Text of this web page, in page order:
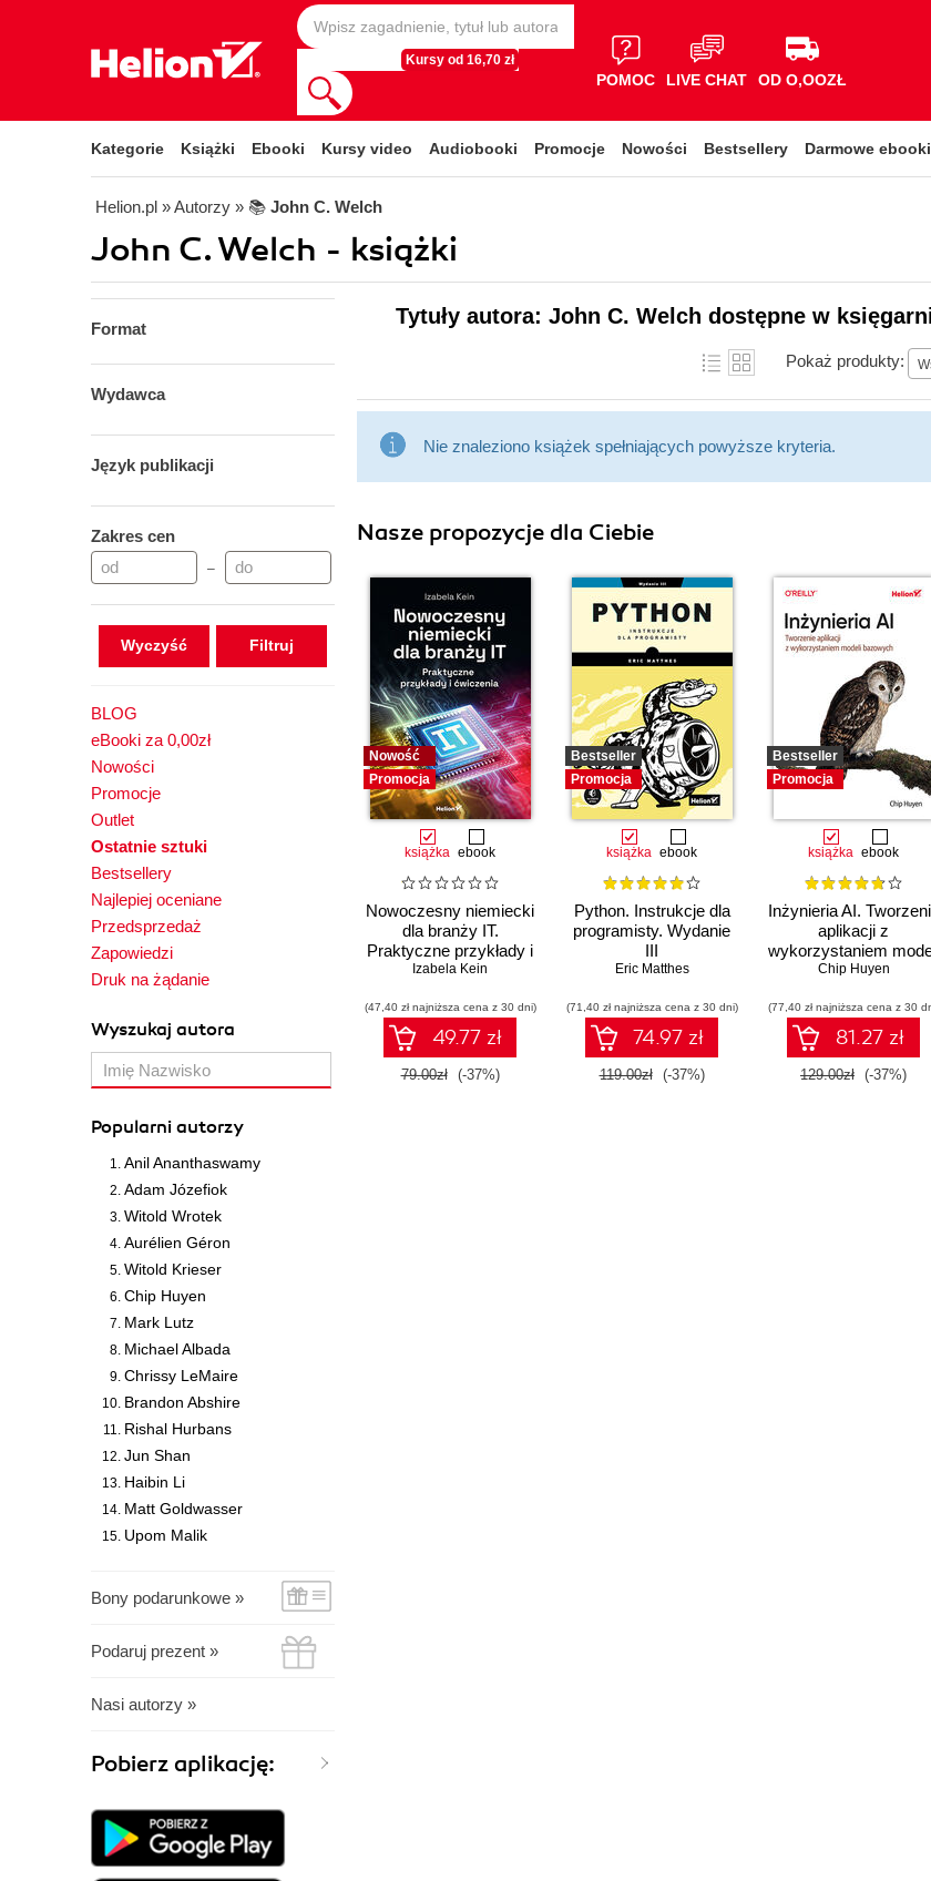
Kursy od 16,70 zł
POMOC LIVE CHAT OD O,OOZŁ
Kategorie Książki Ebooki Kursy video Audiobooki Promocje Nowości Bestsellery Darmowe ebooki
Helion.pl » Autorzy » 📚 John C. Welch
John C. Welch - książki
Format
Wydawca
Język publikacji
Zakres cen
–
Wyczyść
BLOG
eBooki za 0,00zł
Nowości
Promocje
Outlet
Ostatnie sztuki
Bestsellery
Najlepiej oceniane
Przedsprzedaż
Zapowiedzi
Druk na żądanie
Wyszukaj autora
Popularni autorzy
Anil Ananthaswamy
Adam Józefiok
Witold Wrotek
Aurélien Géron
Witold Krieser
Chip Huyen
Mark Lutz
Michael Albada
Chrissy LeMaire
Brandon Abshire
Rishal Hurbans
Jun Shan
Haibin Li
Matt Goldwasser
Upom Malik
Bony podarunkowe »
Podaruj prezent »
Nasi autorzy »
Pobierz aplikację:
Tytuły autora: John C. Welch dostępne w
Pokaż produkty:
Nie znaleziono książek spełniających powyższe kryteria.
Nasze propozycje dla Ciebie
Nowość
Promocja
książka ebook
Nowoczesny niemiecki
dla branży IT.
Praktyczne przykłady i
ćwiczenia
Izabela Kein
(47,40 zł najniższa cena z 30 dni)
49.77 zł
79.00zł (-37%)
Bestseller
Promocja
książka ebook
Python. Instrukcje dla
programisty. Wydanie
III
Eric Matthes
(71,40 zł najniższa cena z 30 dni)
74.97 zł
119.00zł (-37%)
Bestseller
Promocja
książka ebook
Inżynieria AI.
aplikacji z
wykorzystaniem
bazowych
Chip Huyen
(77,40 zł najniższa cena z 30
81.27 zł
129.00zł (-37%)